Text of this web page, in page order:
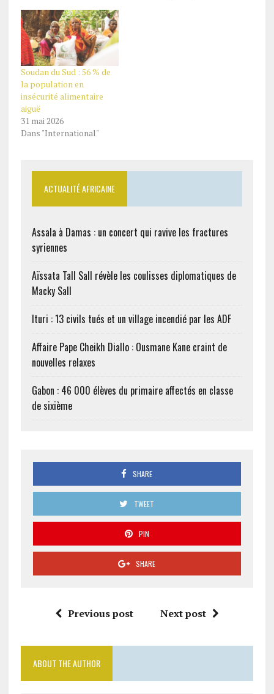
Soudan du Sud : 56 % de
la population en
insécurité alimentaire
aiguë
31 mai 2026
Dans "International"
ACTUALITÉ AFRICAINE
Assala à Damas : un concert qui ravive les fractures
syriennes
Aïssata Tall Sall révèle les coulisses diplomatiques de
Macky Sall
Ituri : 13 civils tués et un village incendié par les ADF
Affaire Pape Cheikh Diallo : Ousmane Kane craint de
nouvelles relaxes
Gabon : 46 000 élèves du primaire affectés en classe
de sixième
SHARE
TWEET
PIN
SHARE
Previous post Next post
ABOUT THE AUTHOR